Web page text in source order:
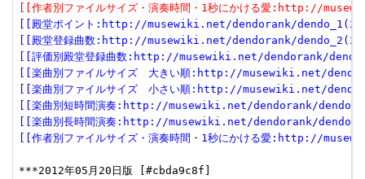
[[作者別ファイルサイズ・演奏時間・1秒にかける愛:http://
[[殿堂ポイント:http://musewiki.net/dendorank/
[[殿堂登録曲数:http://musewiki.net/dendorank/
[[評価別殿堂登録曲数:http://musewiki.net/dendorank/
[[楽曲別ファイルサイズ　大きい順:http://musewiki.net/
[[楽曲別ファイルサイズ　小さい順:http://musewiki.net/
[[楽曲別短時間演奏:http://musewiki.net/dendorank/
[[楽曲別長時間演奏:http://musewiki.net/dendorank/
[[作者別ファイルサイズ・演奏時間・1秒にかける愛:http://